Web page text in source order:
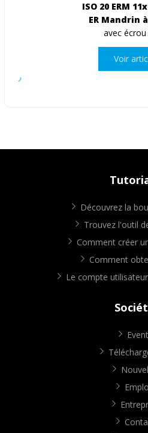
ISO 20 ERM
ER Mandrin
avec
Voir
Découvrez la
Trouvez l'outil
Comment créer
Comment
Le compte